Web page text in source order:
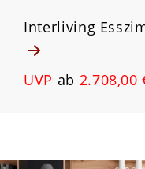
Interliving
UVP ab 2.708,00